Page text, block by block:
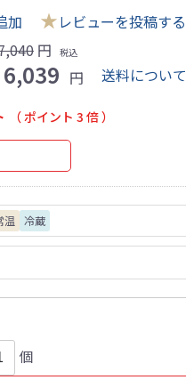
加 ★レビューを投稿する
円 税込
6,039 円
送料について
（ ポイント 3 倍 ）
温 冷蔵
個